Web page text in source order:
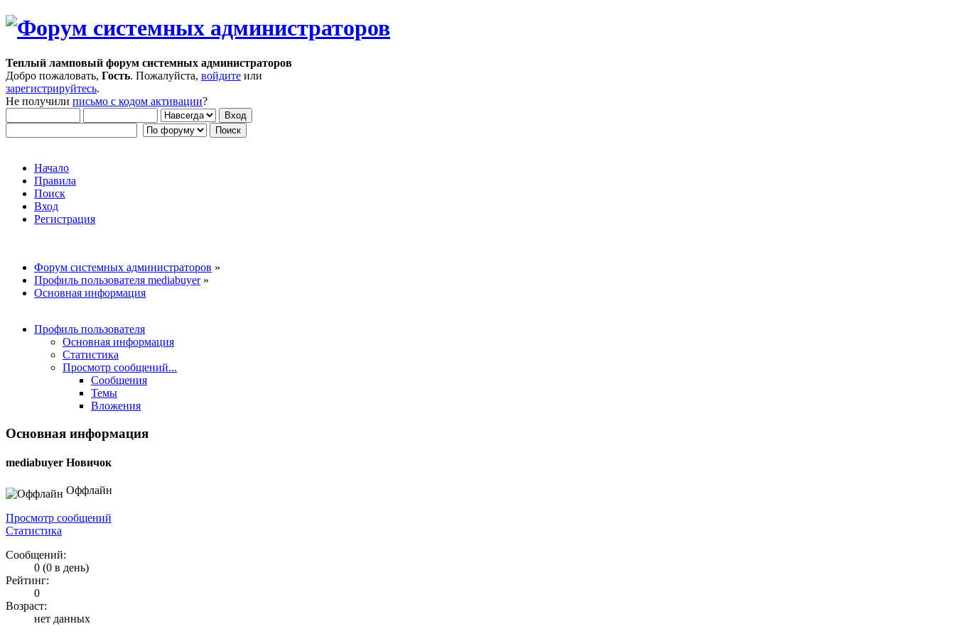
Теплый ламповый форум системных администраторов
Добро пожаловать, Гость. Пожалуйста, войдите или
зарегистрируйтесь.
Не получили письмо с кодом активации?
Начало
Правила
Поиск
Вход
Регистрация
Форум системных администраторов »
Профиль пользователя mediabuyer»
Основная информация
Профиль пользователя
Основная информация
Статистика
Просмотр сообщений...
Сообщения
Темы
Вложения
Основная информация
mediabuyer Новичок
Оффлайн
Просмотр сообщений
Статистика
Сообщений:
0 (0 в день)
Рейтинг:
0
Возраст:
нет данных